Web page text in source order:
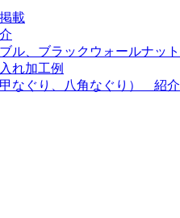
載
ル、ブラックウォールナッ
れ加工例
なぐり、八角なぐり） 紹介